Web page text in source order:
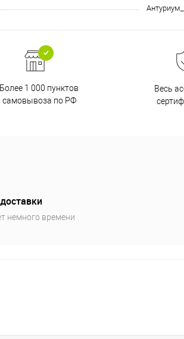
Более 1 000 пунктов
самовывоза по РФ
Весь
немного времени